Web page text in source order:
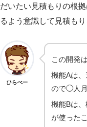
だいたい見積もりの根
るよう意識して見積も
ひらべー
この開発
機能Aは
ので◯人月
機能Bは
が使った